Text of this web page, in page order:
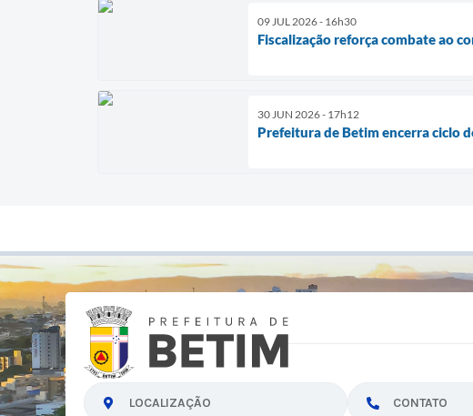
09 JUL 2026 - 16h30
Fiscalização reforça combate ao
30 JUN 2026 - 17h12
Prefeitura de Betim encerra ciclo
LOCALIZAÇÃO CONTATO